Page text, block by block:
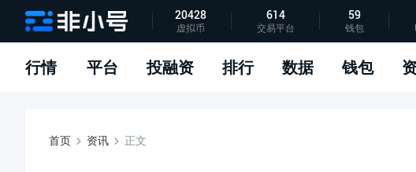
APP下载
指标说明
问题反馈
20428
虚拟币
614
交易平台
59
钱包
行情 平台 投融资 排行 数据 钱包
首页 资讯 正文